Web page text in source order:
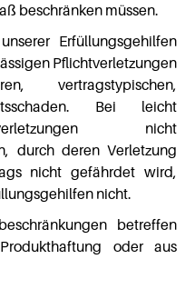
beschränken müssen.
Erfüllungsgehilfen
Pflichtverletzungen
vertragstypischen,
Bei leicht
nicht
durch deren Verletzung
nicht gefährdet wird,
nicht.
betreffen
oder aus